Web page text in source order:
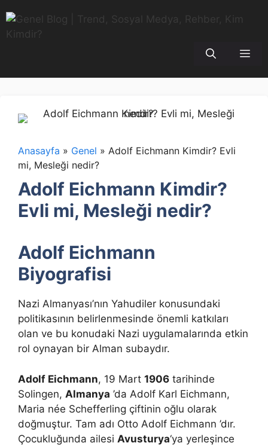
atla
Anasayfa » Genel » Adolf Eichmann Kimdir? Evli
mi, Mesleği nedir?
Adolf Eichmann Kimdir?
Evli mi, Mesleği nedir?
Adolf Eichmann
Biyografisi
Nazi Almanyası’nın Yahudiler konusundaki
politikasının belirlenmesinde önemli katkıları
olan ve bu konudaki Nazi uygulamalarında etkin
rol oynayan bir Alman subaydır.
Adolf Eichmann, 19 Mart 1906 tarihinde
Solingen, Almanya ’da Adolf Karl Eichmann,
Maria née Schefferling çiftinin oğlu olarak
doğmuştur. Tam adı Otto Adolf Eichmann ’dır.
Çocukluğunda ailesi Avusturya‘ya yerleşince